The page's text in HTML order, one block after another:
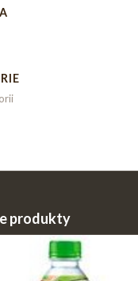
produkty